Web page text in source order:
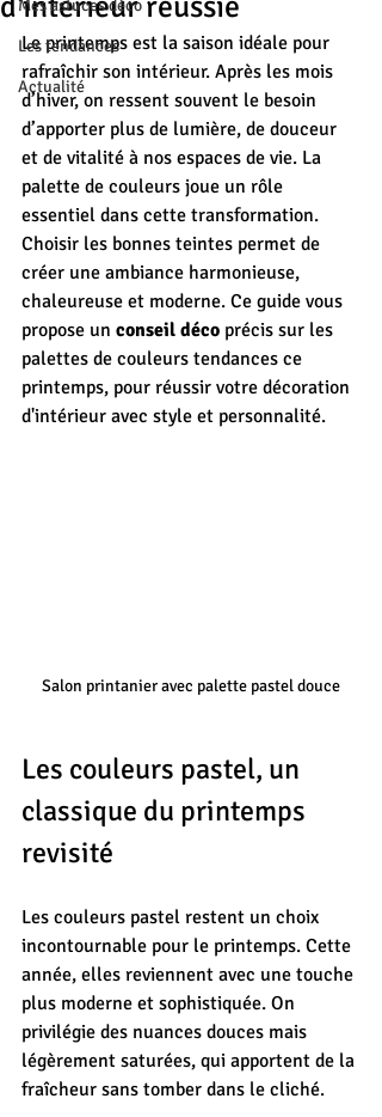
Mes astuces déco
Les tendances
Actualité
Le printemps est la saison idéale pour
rafraîchir son intérieur. Après les mois
d’hiver, on ressent souvent le besoin
d’apporter plus de lumière, de douceur
et de vitalité à nos espaces de vie. La
palette de couleurs joue un rôle
essentiel dans cette transformation.
Choisir les bonnes teintes permet de
créer une ambiance harmonieuse,
chaleureuse et moderne. Ce guide vous
propose un conseil déco précis sur les
palettes de couleurs tendances ce
printemps, pour réussir votre décoration
d'intérieur avec style et personnalité.
Salon printanier avec palette pastel douce
Les couleurs pastel, un
classique du printemps
revisité
Les couleurs pastel restent un choix
incontournable pour le printemps. Cette
année, elles reviennent avec une touche
plus moderne et sophistiquée. On
privilégie des nuances douces mais
légèrement saturées, qui apportent de la
fraîcheur sans tomber dans le cliché.